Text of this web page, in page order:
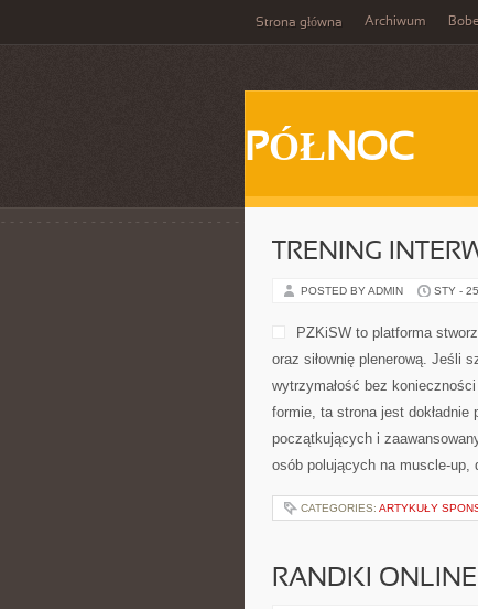
Strona główna Archiwum
PÓŁNOC
TRENING
POSTED BY ADMIN STY -
PZKiSW to platforma
oraz siłownię plenerową. Jeśli
wytrzymałość bez
formie, ta strona jest
początkujących i
osób polujących na muscle-
CATEGORIES: ARTYKUŁY
RANDKI